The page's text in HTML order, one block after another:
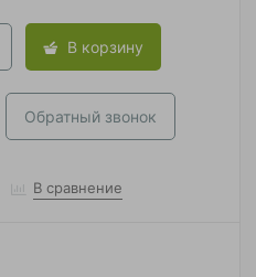
В корзину
Обратный звонок
В сравнение